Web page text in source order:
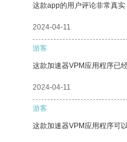
这款app的用户评论非常真实
2024-04-11
游客
这款加速器VPM应用程序已
2024-04-11
游客
这款加速器VPM应用程序可